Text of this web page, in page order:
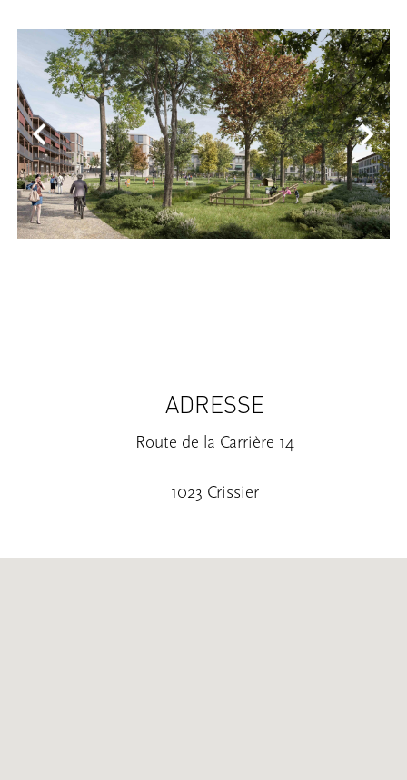
ADRESSE
Route de la Carrière 14
1023 Crissier